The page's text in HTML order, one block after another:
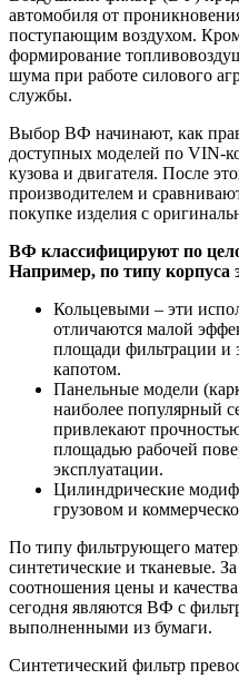
автомобиля от
поступающим воздухом.
формирование
шума при работе силового
службы.
Выбор ВФ начинают, как
доступных моделей по VIN-
кузова и двигателя. После
производителем и
покупке изделия с
ВФ классифицируют по
Например, по типу корпуса
Кольцевыми – эти
отличаются малой
площади фильтрации и
капотом.
Панельные модели
наиболее популярный
привлекают
площадью рабочей
эксплуатации.
Цилиндрические
грузовом и
По типу фильтрующего
синтетические и тканевые.
соотношения цены и
сегодня являются ВФ с
выполненными из бумаги.
Синтетический фильтр